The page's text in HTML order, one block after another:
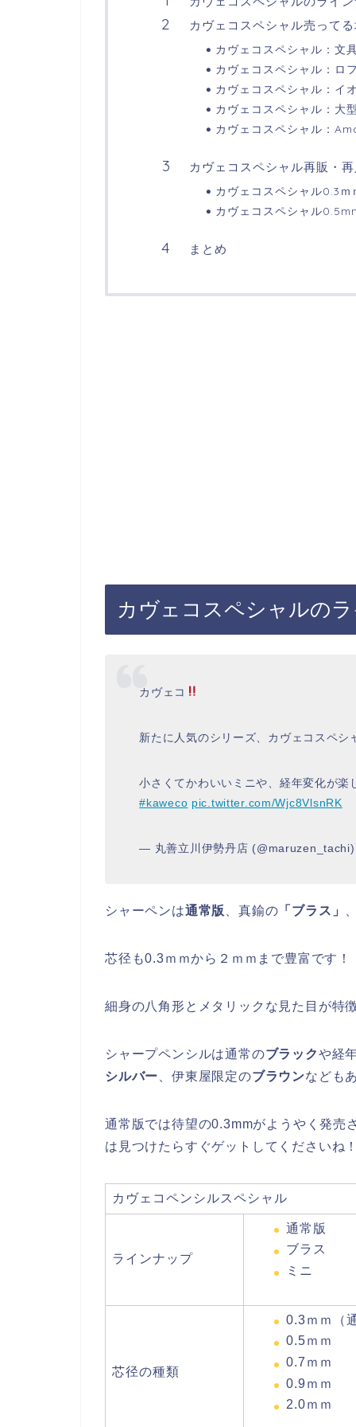
カヴェコスペシャル売って
カヴェコスペシャル：文
カヴェコスペシャル：ロ
カヴェコスペシャル：イ
カヴェコスペシャル：大
カヴェコスペシャル：
カヴェコスペシャル再販・
カヴェコスペシャル0.3ｍ
カヴェコスペシャル
まとめ
カヴェコスペシャルの
カヴェコ
新たに人気のシリーズ、カヴェコスペ
小さくてかわいいミニや、経年変化が楽
#kaweco pic.twitter.com/Wjc8VlsnRK
— 丸善立川伊勢丹店
シャーペンは通常版 、真鍮の 「ブラス」
芯径も0.3ｍｍから２ｍｍまで豊富です！
細身の八角形とメタリックな見た目が特
シャープペンシルは通常のブラックや経
シルバー 、伊東屋限定のブラウンなども
通常版では待望の0.3mmがようやく発売
は見つけたらすぐゲットしてくださいね
カヴェコペンシルスペシャル
ラインナップ
通常版
ブラス
ミニ
芯径の種類
0.3ｍｍ（
0.5ｍｍ
0.7ｍｍ
0.9ｍｍ
2.0ｍｍ